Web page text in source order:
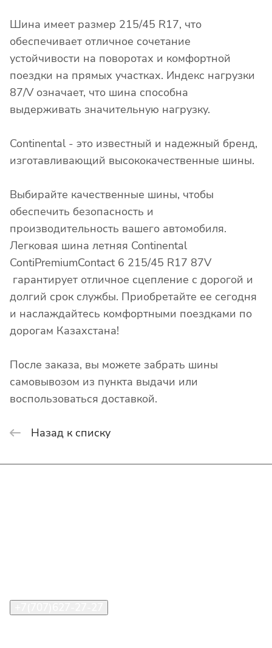
Шина имеет размер 215/45 R17, что
обеспечивает отличное сочетание
устойчивости на поворотах и комфортной
поездки на прямых участках. Индекс нагрузки
87/V означает, что шина способна
выдерживать значительную нагрузку.
Continental - это известный и надежный бренд,
изготавливающий высококачественные шины.
Выбирайте качественные шины, чтобы
обеспечить безопасность и
производительность вашего автомобиля.
Легковая шина летняя Continental
ContiPremiumContact 6 215/45 R17 87V
гарантирует отличное сцепление с дорогой и
долгий срок службы. Приобретайте ее сегодня
и наслаждайтесь комфортными поездками по
дорогам Казахстана!
После заказа, вы можете забрать шины
самовывозом из пункта выдачи или
воспользоваться доставкой.
Назад к списку